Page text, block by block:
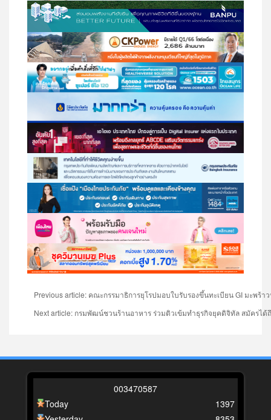
Previous article: คณะกรรมาธิการยุโรปมอบใบรับรองขึ้นทะเบียน GI มะพร้
Next article: กรมพัฒน์ชวนร้านอาหาร ร่วมติวเข้มทำธุรกิจยุคดิจิทัล สมัครได้
003470587
Today
1397